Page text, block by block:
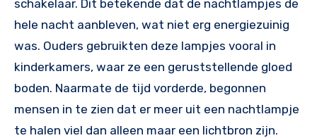
schakelaar. Dit betekende dat de nachtlampjes de
hele nacht aanbleven, wat niet erg energiezuinig
was. Ouders gebruikten deze lampjes vooral in
kinderkamers, waar ze een geruststellende gloed
boden. Naarmate de tijd vorderde, begonnen
mensen in te zien dat er meer uit een nachtlampje
te halen viel dan alleen maar een lichtbron zijn.